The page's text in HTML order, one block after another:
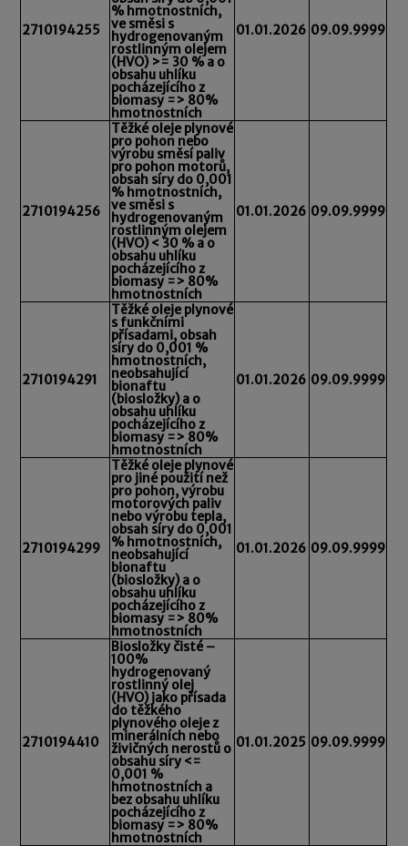
2710194255
% hmotnostních,
ve směsi s
hydrogenovaným
rostlinným olejem
(HVO) >= 30 % a o
obsahu uhlíku
pocházejícího z
biomasy => 80%
hmotnostních
01.01.2026 09.09.9999
2710194256
Těžké oleje plynové
pro pohon nebo
výrobu směsí paliv
pro pohon motorů,
obsah síry do 0,001
% hmotnostních,
ve směsi s
hydrogenovaným
rostlinným olejem
(HVO) < 30 % a o
obsahu uhlíku
pocházejícího z
biomasy => 80%
hmotnostních
01.01.2026 09.09.9999
2710194291
Těžké oleje plynové
s funkčními
přísadami, obsah
síry do 0,001 %
hmotnostních,
neobsahující
bionaftu
(biosložky) a o
obsahu uhlíku
pocházejícího z
biomasy => 80%
hmotnostních
01.01.2026 09.09.9999
2710194299
Těžké oleje plynové
pro jiné použití než
pro pohon, výrobu
motorových paliv
nebo výrobu tepla,
obsah síry do 0,001
% hmotnostních,
neobsahující
bionaftu
(biosložky) a o
obsahu uhlíku
pocházejícího z
biomasy => 80%
hmotnostních
01.01.2026 09.09.9999
2710194410
Biosložky čisté –
100%
hydrogenovaný
rostlinný olej
(HVO) jako přísada
do těžkého
plynového oleje z
minerálních nebo
živičných nerostů o
obsahu síry <=
0,001 %
hmotnostních a
bez obsahu uhlíku
pocházejícího z
biomasy => 80%
hmotnostních
01.01.2025 09.09.9999